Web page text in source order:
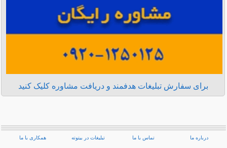
برای سفارش تبلیغات هدفمند و دریافت مشاوره کلیک کنید
درباره ما تماس با ما تبلیغات در بیتوته همکاری با ما